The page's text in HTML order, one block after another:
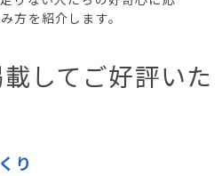
方を紹介します。
してご好評いた
り